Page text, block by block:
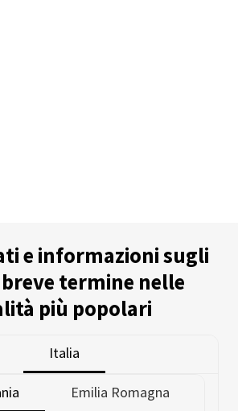
e informazioni sugli
termine nelle
più popolari
Italia
Emilia Romagna